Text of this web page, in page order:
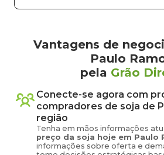
Vantagens de
Paulo
pela Grão
Conecte-se agora com
compradores de soja de
região
Tenha em mãos informações
preço da soja hoje em Paulo
informações sobre oferta e